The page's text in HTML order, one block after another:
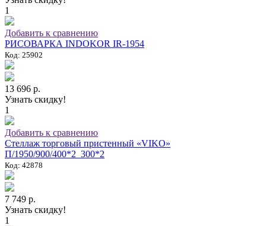
1
Добавить к сравнению
РИСОВАРКА INDOKOR IR-1954
Код: 25902
13 696 р.
Узнать скидку!
1
Добавить к сравнению
Стеллаж торговый пристенный «VIKO»
П/1950/900/400*2_300*2
Код: 42878
7 749 р.
Узнать скидку!
1